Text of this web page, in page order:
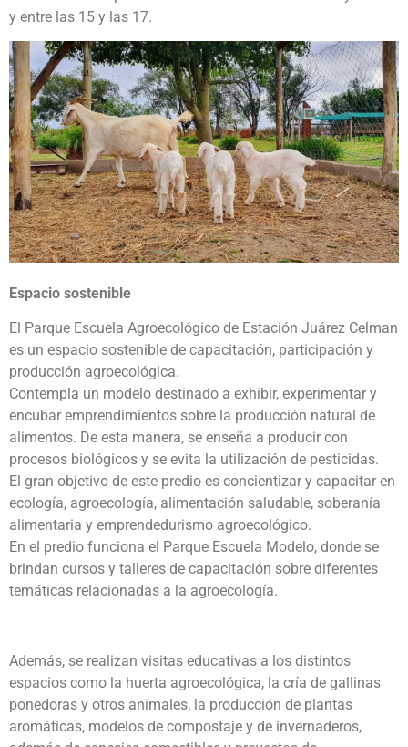
y entre las 15 y las 17.
Espacio sostenible
El Parque Escuela Agroecológico de Estación Juárez Celman
es un espacio sostenible de capacitación, participación y
producción agroecológica.
Contempla un modelo destinado a exhibir, experimentar y
encubar emprendimientos sobre la producción natural de
alimentos. De esta manera, se enseña a producir con
procesos biológicos y se evita la utilización de pesticidas.
El gran objetivo de este predio es concientizar y capacitar en
ecología, agroecología, alimentación saludable, soberanía
alimentaria y emprendedurismo agroecológico.
En el predio funciona el Parque Escuela Modelo, donde se
brindan cursos y talleres de capacitación sobre diferentes
temáticas relacionadas a la agroecología.
Además, se realizan visitas educativas a los distintos
espacios como la huerta agroecológica, la cría de gallinas
ponedoras y otros animales, la producción de plantas
aromáticas, modelos de compostaje y de invernaderos,